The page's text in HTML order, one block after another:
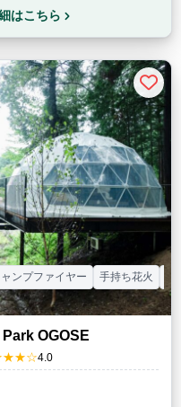
はこちら
OGOSE
4.0
ンプファイヤー 手持ち花火